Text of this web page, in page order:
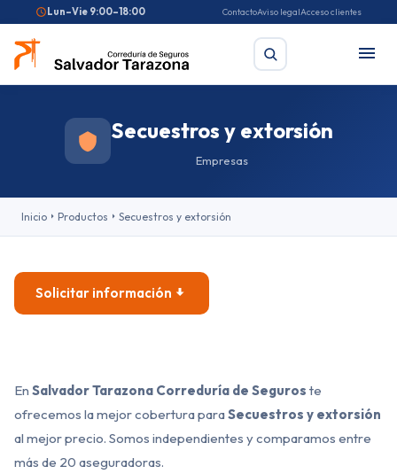
Lun–Vie 9:00–18:00 ContactoAviso legalAcceso clientes
Secuestros y extorsión
Empresas
Inicio Productos Secuestros y extorsión
Solicitar información
En Salvador Tarazona Correduría de Seguros te
ofrecemos la mejor cobertura paraSecuestros y extorsión
al mejor precio. Somos independientes y comparamos entre
más de 20 aseguradoras.